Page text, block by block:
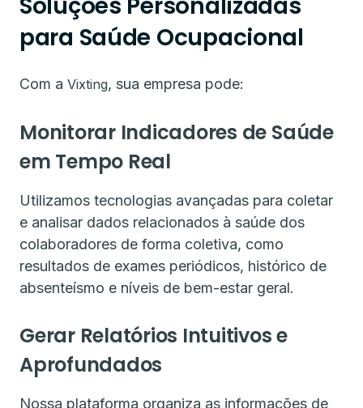
para Saúde Ocupacional
Com a Vixting, sua empresa pode:
Monitorar Indicadores de Saúde
em Tempo Real
Utilizamos tecnologias avançadas para coletar
e analisar dados relacionados à saúde dos
colaboradores de forma coletiva, como
resultados de exames periódicos, histórico de
absenteísmo e níveis de bem-estar geral.
Gerar Relatórios Intuitivos e
Aprofundados
Nossa plataforma organiza as informações de